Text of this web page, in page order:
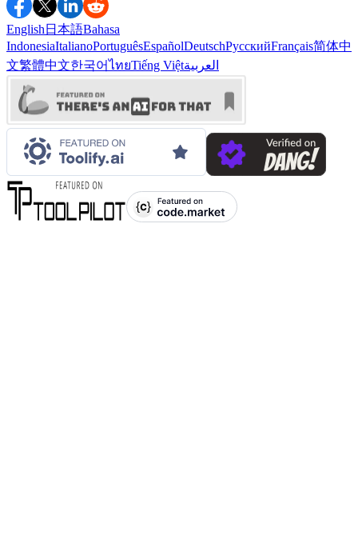
English 日本語Bahasa
IndonesiaItalianoPortuguêsEspañolDeutschРусскийFrançais简体中
文繁體中文한국어ไทยTiếng Việtالعربية